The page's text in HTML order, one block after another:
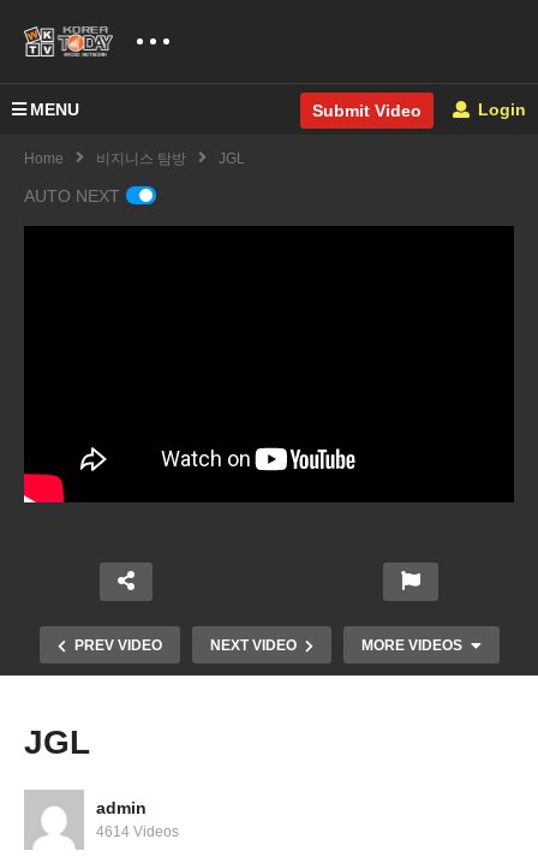
MENU Submit Video Login
Home 비지니스 탐방 JGL
AUTO NEXT
PREV VIDEO NEXT VIDEO MORE VIDEOS
JGL
admin
4614 Videos